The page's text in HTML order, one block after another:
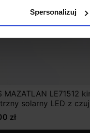
Spersonalizuj
MAZATLAN LE71512
solarny LED z
zł